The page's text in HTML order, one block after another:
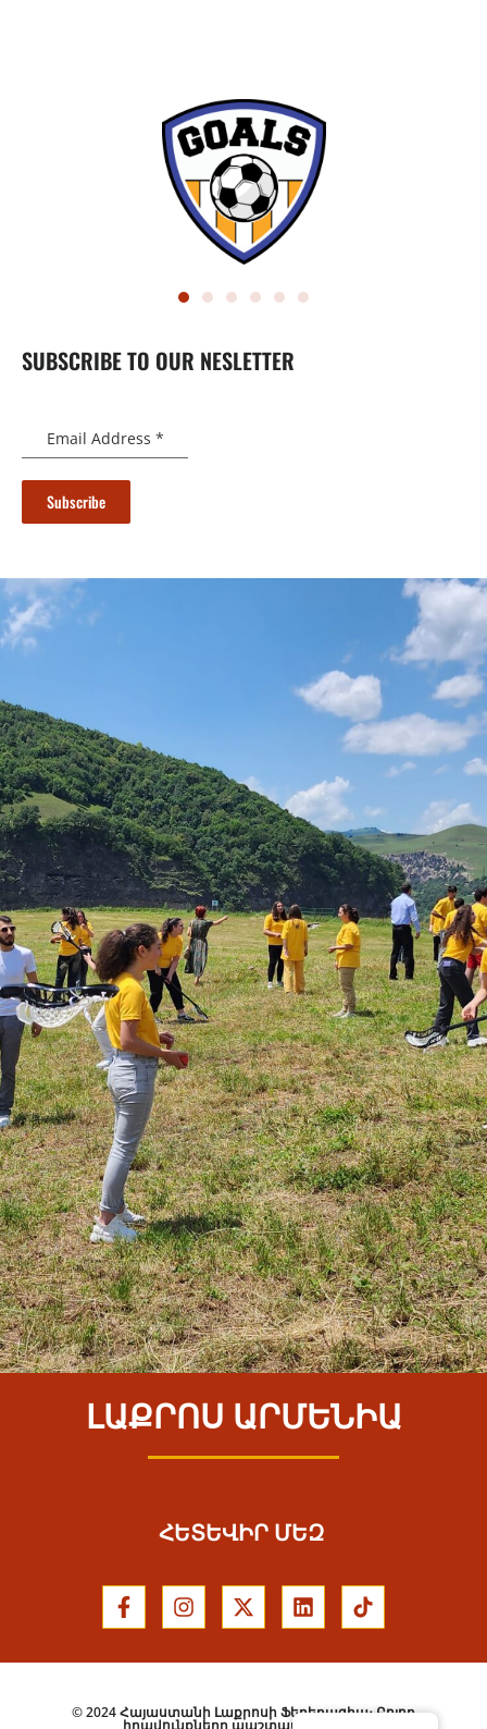
SUBSCRIBE TO OUR NESLETTER
Email Address *
Subscribe
ԼԱՔՐՈՍ ԱՐՄԵՆԻԱ
ՀԵՏԵՎԻՐ ՄԵԶ
© 2024 Հայաստանի Լաքրոսի Ֆեդերացիա։ Բոլոր